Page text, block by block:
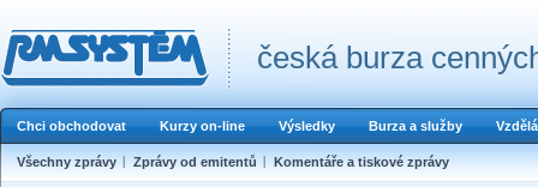
česká burza
Chci obchodovat Kurzy on-line Výsledky Burza a služby
Všechny zprávy Zprávy od emitentů Komentáře a tiskové zprávy